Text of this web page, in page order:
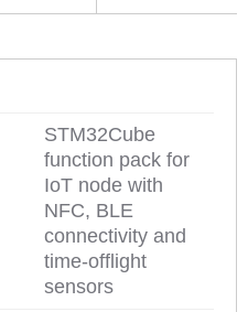
STM32Cube
function pack for
IoT node with
NFC, BLE
connectivity and
time-offlight
sensors